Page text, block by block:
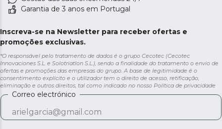
Garantia de 3 anos em Portugal
Inscreva-se na Newsletter para receber ofertas e
promoções exclusivas.
*O responsável pelo tratamento de dados é o grupo Cecotec (Cecotec
Innovaciones S.L. e Solotriatlon S.L.), sendo a finalidade do tratamento o envio de
ofertas e promoções das empresas do grupo. A base de legitimidade é o
consentimento explícito e o utilizador tem o direito de acesso, retificação,
eliminação e outros direitos, tal como indicado no nosso Política de privacidade
Correo electrónico